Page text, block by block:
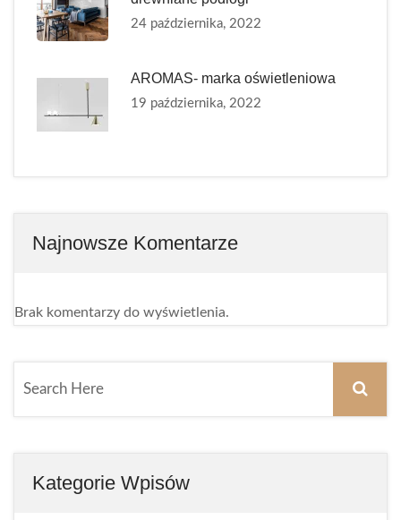
24 października, 2022
AROMAS- marka oświetleniowa
19 października, 2022
Najnowsze Komentarze
Brak komentarzy do wyświetlenia.
Kategorie Wpisów